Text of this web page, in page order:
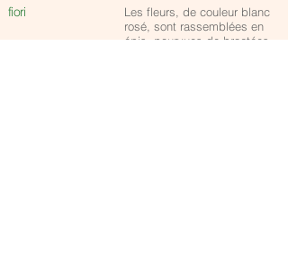
fiori
Les fleurs, de couleur blanc
rosé, sont rassemblées en
épis, pourvues de bractées